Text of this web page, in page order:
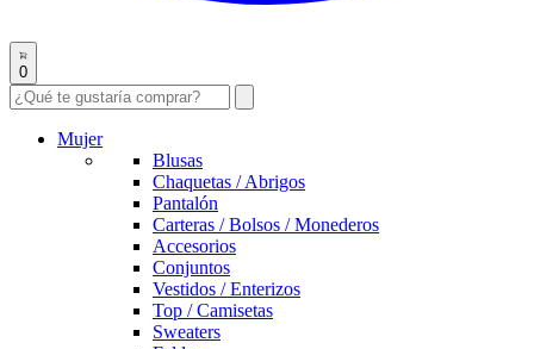
0
Mujer
Blusas
Chaquetas / Abrigos
Pantalón
Carteras / Bolsos / Monederos
Accesorios
Conjuntos
Vestidos / Enterizos
Top / Camisetas
Sweaters